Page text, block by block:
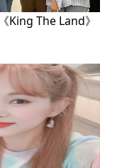
King The Land》